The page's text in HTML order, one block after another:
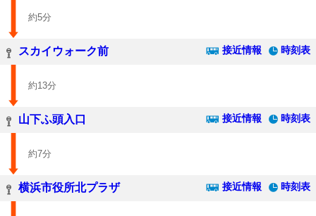
約5分
スカイウォーク前 接近情報 時刻表
約13分
山下ふ頭入口 接近情報 時刻表
約7分
横浜市役所北プラザ 接近情報 時刻表